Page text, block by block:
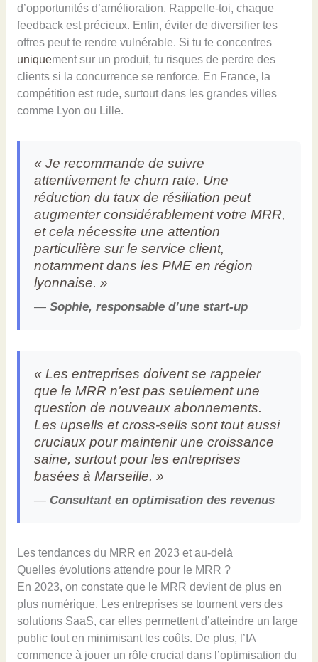
d’opportunités d’amélioration. Rappelle-toi, chaque
feedback est précieux. Enfin, éviter de diversifier tes
offres peut te rendre vulnérable. Si tu te concentres
uniquement sur un produit, tu risques de perdre des
clients si la concurrence se renforce. En France, la
compétition est rude, surtout dans les grandes villes
comme Lyon ou Lille.
« Je recommande de suivre
attentivement le churn rate. Une
réduction du taux de résiliation peut
augmenter considérablement votre MRR,
et cela nécessite une attention
particulière sur le service client,
notamment dans les PME en région
lyonnaise. »
— Sophie, responsable d’une start-up
« Les entreprises doivent se rappeler
que le MRR n’est pas seulement une
question de nouveaux abonnements.
Les upsells et cross-sells sont tout aussi
cruciaux pour maintenir une croissance
saine, surtout pour les entreprises
basées à Marseille. »
— Consultant en optimisation des revenus
Les tendances du MRR en 2023 et au-delà
Quelles évolutions attendre pour le MRR ?
En 2023, on constate que le MRR devient de plus en
plus numérique. Les entreprises se tournent vers des
solutions SaaS, car elles permettent d’atteindre un large
public tout en minimisant les coûts. De plus, l’IA
commence à jouer un rôle crucial dans l’optimisation du